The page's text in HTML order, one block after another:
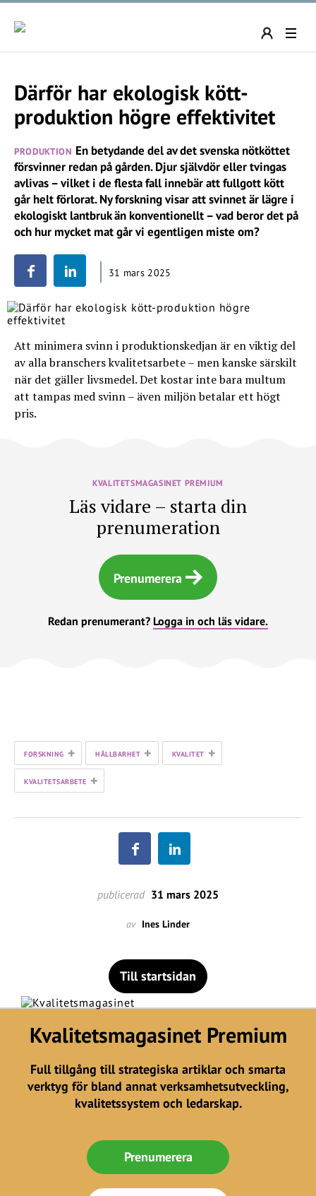
Därför har ekologisk kött-
produktion högre effektivitet
PRODUKTION En betydande del av det svenska nötköttet
försvinner redan på gården. Djur självdör eller tvingas
avlivas – vilket i de flesta fall innebär att fullgott kött
går helt förlorat. Ny forskning visar att svinnet är lägre i
ekologiskt lantbruk än konventionellt – vad beror det på
och hur mycket mat går vi egentligen miste om?
31 mars 2025
Att minimera svinn i produktionskedjan är en viktig del
av alla branschers kvalitetsarbete – men kanske särskilt
när det gäller livsmedel. Det kostar inte bara multum
att tampas med svinn – även miljön betalar ett högt
pris.
KVALITETSMAGASINET PREMIUM
Läs vidare – starta din
prenumeration
Prenumerera
Redan prenumerant? Logga in och läs vidare.
FORSKNING + HÅLLBARHET + KVALITET +
KVALITETSARBETE +
publicerad 31 mars 2025
av Ines Linder
Till startsidan
Kvalitetsmagasinet Premium
Full tillgång till strategiska artiklar och smarta
verktyg för bland annat verksamhetsutveckling,
kvalitetssystem och ledarskap.
Prenumerera